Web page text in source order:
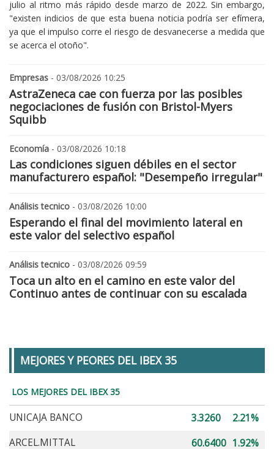
julio al ritmo más rápido desde marzo de 2022. Sin embargo,
"existen indicios de que esta buena noticia podría ser efímera,
ya que el impulso corre el riesgo de desvanecerse a medida que
se acerca el otoño".
Empresas - 03/08/2026 10:25
AstraZeneca cae con fuerza por las posibles
negociaciones de fusión con Bristol-Myers
Squibb
Economía - 03/08/2026 10:18
Las condiciones siguen débiles en el sector
manufacturero español: "Desempeño irregular"
Análisis tecnico - 03/08/2026 10:00
Esperando el final del movimiento lateral en
este valor del selectivo español
Análisis tecnico - 03/08/2026 09:59
Toca un alto en el camino en este valor del
Continuo antes de continuar con su escalada
MEJORES Y PEORES DEL IBEX 35
LOS MEJORES DEL IBEX 35
UNICAJA BANCO 3.3260
2.21%
ARCEL.MITTAL
60.6400 1.92%